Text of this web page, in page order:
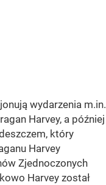
wydarzenia m.in.
Harvey, a później
który
Harvey
Zjednoczonych
Harvey został